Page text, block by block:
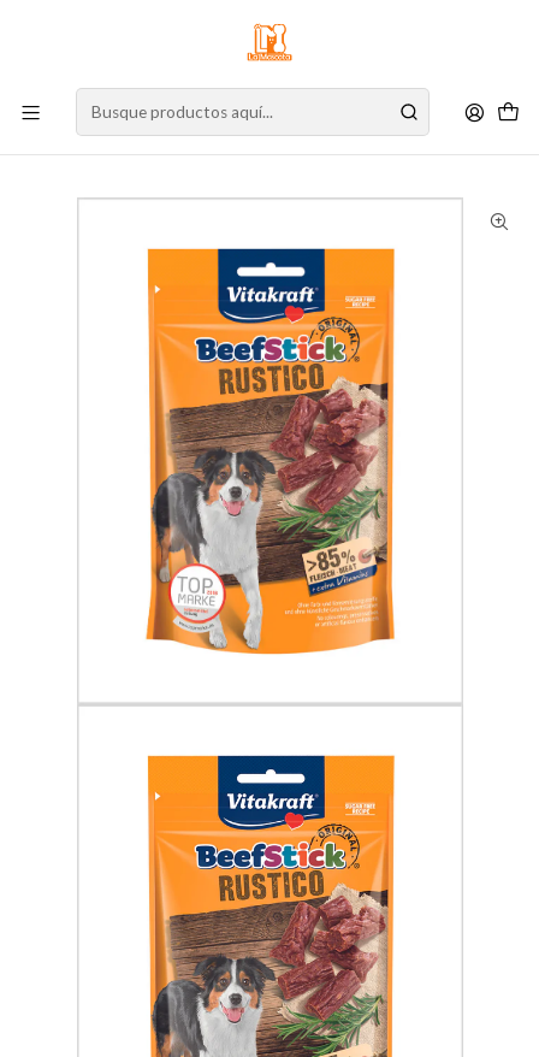
Nuestro stock online es independiente de la tienda física.
Compre por la web para garantizar sus productos y espere nuestra
Inicio Perro Alimento para Perros
Snacks
Vitakraft Beef Stick Rustico 55 g